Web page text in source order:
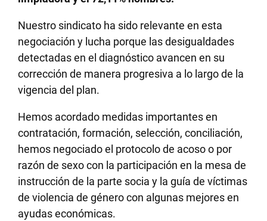
Nuestro sindicato ha sido relevante en esta
negociación y lucha porque las desigualdades
detectadas en el diagnóstico avancen en su
corrección de manera progresiva a lo largo de la
vigencia del plan.
Hemos acordado medidas importantes en
contratación, formación, selección, conciliación,
hemos negociado el protocolo de acoso o por
razón de sexo con la participación en la mesa de
instrucción de la parte socia y la guía de víctimas
de violencia de género con algunas mejores en
ayudas económicas.